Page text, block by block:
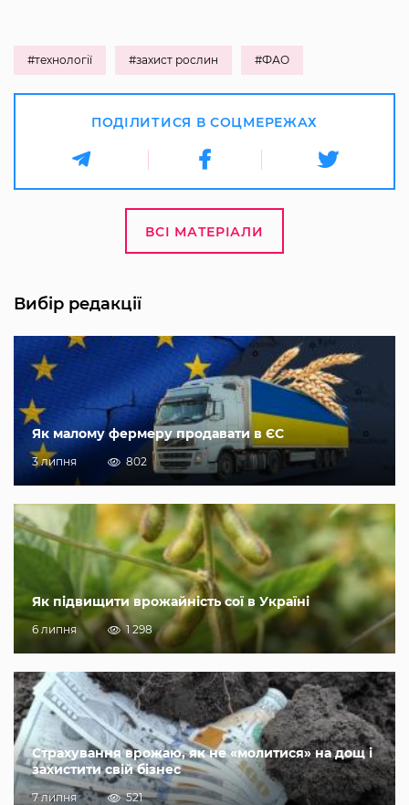
#технології #захист рослин #ФАО
ПОДІЛИТИСЯ В СОЦМЕРЕЖАХ
ВСІ МАТЕРІАЛИ
Вибір редакції
Як малому фермеру продавати в ЄС
3 липня 802
Як підвищити врожайність сої в Україні
6 липня 1 298
Страхування врожаю, як не «молитися» на дощ і
захистити свій бізнес
7 липня 521